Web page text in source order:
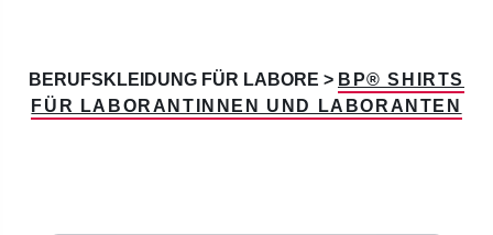
BERUFSKLEIDUNG FÜR LABORE > BP® SHIRTS
FÜR LABORANTINNEN UND LABORANTEN